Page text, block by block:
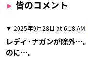
皆のコメント
2025年9月28日 at 6:18 AM
レディ·ナガンが除外…
のに…。